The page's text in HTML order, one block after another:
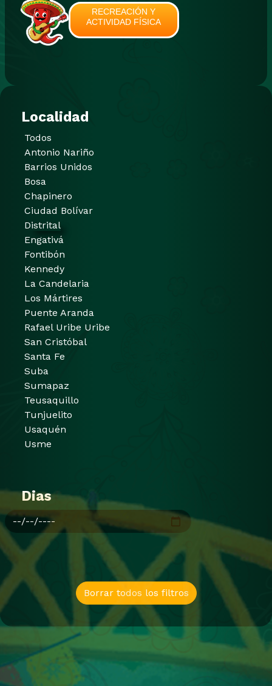
Localidad
Todos
Antonio Nariño
Barrios Unidos
Bosa
Chapinero
Ciudad Bolívar
Distrital
Engativá
Fontibón
Kennedy
La Candelaria
Los Mártires
Puente Aranda
Rafael Uribe Uribe
San Cristóbal
Santa Fe
Suba
Sumapaz
Teusaquillo
Tunjuelito
Usaquén
Usme
Dias
Borrar todos los filtros
RECREACIÓN Y
ACTIVIDAD FÍSICA